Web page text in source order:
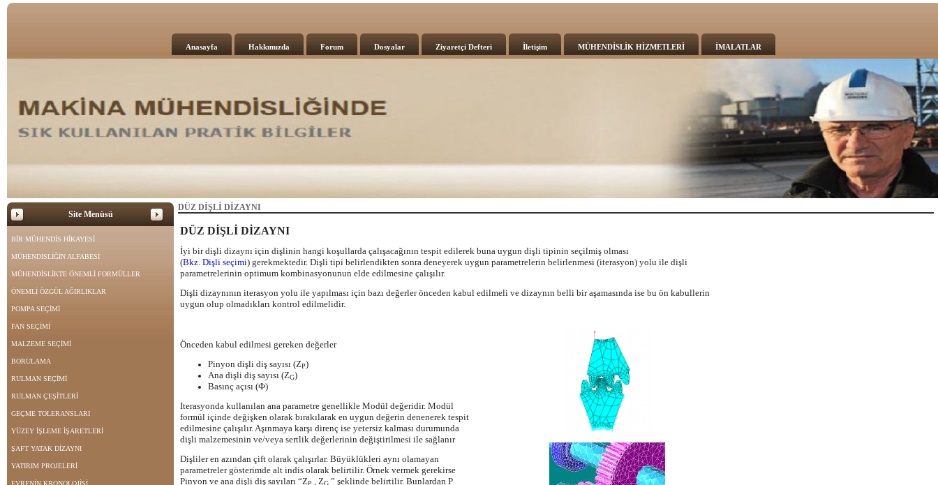
Anasayfa Hakkımızda Forum Dosyalar Ziyaretçi Defteri İletişim MÜHENDİSLİK HİZMETLERİ İMALATLAR
Site Menüsü
BİR MÜHENDİS HİKAYESİ
MÜHENDİSLİĞİN ALFABESİ
MÜHENDİSLİKTE ÖNEMLİ FORMÜLLER
ÖNEMLİ ÖZGÜL AĞIRLIKLAR
POMPA SEÇİMİ
FAN SEÇİMİ
MALZEME SEÇİMİ
BORULAMA
RULMAN SEÇİMİ
RULMAN ÇEŞİTLERİ
GEÇME TOLERANSLARI
YÜZEY İŞLEME İŞARETLERİ
ŞAFT YATAK DİZAYNI
YATIRIM PROJELERİ
EVRENİN KRONOLOJİSİ
DÜZ DİŞLİ DİZAYNI
DÜZ DİŞLİ DİZAYNI
İyi bir dişli dizaynı için dişlinin hangi koşullarda çalışacağının tespit edilerek buna uygun dişli tipinin seçilmiş olması
(Bkz. Dişli seçimi) gerekmektedir. Dişli tipi belirlendikten sonra deneyerek uygun parametrelerin belirlenmesi (iterasyon) yolu ile dişli
parametrelerinin optimum kombinasyonunun elde edilmesine çalışılır.
Dişli dizaynının iterasyon yolu ile yapılması için bazı değerler önceden kabul edilmeli ve dizaynın belli bir aşamasında ise bu ön kabullerin
uygun olup olmadıkları kontrol edilmelidir.
Önceden kabul edilmesi gereken değerler
Pinyon dişli diş sayısı (ZP)
Ana dişli diş sayısı (ZG)
Basınç açısı (Ф)
Iterasyonda kullanılan ana parametre genellikle Modül değeridir. Modül
formül içinde değişken olarak bırakılarak en uygun değerin denenerek tespit
edilmesine çalışılır. Aşınmaya karşı direnç ise yetersiz kalması durumunda
dişli malzemesinin ve/veya sertlik değerlerinin değiştirilmesi ile sağlanır
Dişliler en azından çift olarak çalışırlar. Büyüklükleri aynı olamayan
parametreler gösterimde alt indis olarak belirtilir. Örnek vermek gerekirse
Pinyon ve ana dişli diş sayıları “Z , Z
” şeklinde belirtilir. Bunlardan P